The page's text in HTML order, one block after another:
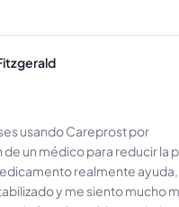
usando Careprost por
un médico para reducir la
realmente
y me siento mucho